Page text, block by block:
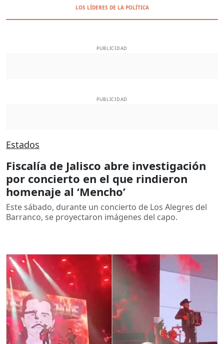
LOS LÍDERES DE LA POLÍTICA
PUBLICIDAD
PUBLICIDAD
Estados
Fiscalía de Jalisco abre investigación
por concierto en el que rindieron
homenaje al ‘Mencho’
Este sábado, durante un concierto de Los Alegres del
Barranco, se proyectaron imágenes del capo.